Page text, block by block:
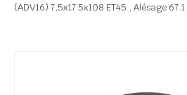
(ADV16) 7,5x17 5x108 ET45 , Alésage 67.1